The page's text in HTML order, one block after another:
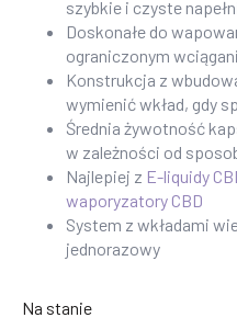
szybkie i czyste
Doskonałe do
ograniczonym
Konstrukcja z
wymienić wkład, gdy
Średnia żywotność
w zależności od
Najlepiej z E-liquidy
waporyzatory CBD
System z wkładami
jednorazowy
Na stanie